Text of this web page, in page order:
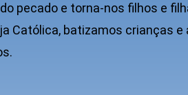
pecado e torna-nos filhos e
Católica, batizamos crianças